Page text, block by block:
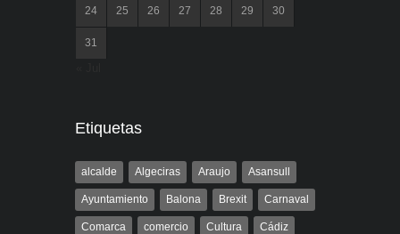
24 25 26 27 28 29 30
31
Etiquetas
alcalde Algeciras Araujo Asansull
Ayuntamiento Balona Brexit Carnaval
Comarca comercio Cultura Cádiz